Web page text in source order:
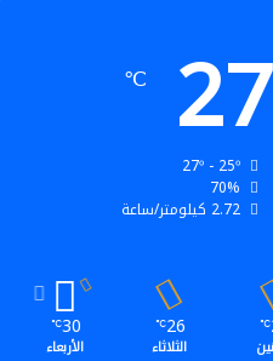
27
℃
27º - 25º
70%
2.72 كيلومتر/ساعة
℃
26
℃
الثلاثاء
30
℃
الأربعاء